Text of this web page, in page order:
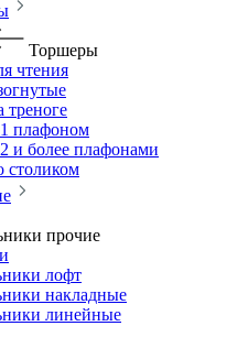
Торшеры
чтения
треноге
плафоном
и более плафонами
столиком
прочие
лофт
накладные
линейные